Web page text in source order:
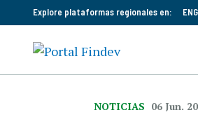
Explore plataformas regionales en:
NOTICIAS 06 Jun.